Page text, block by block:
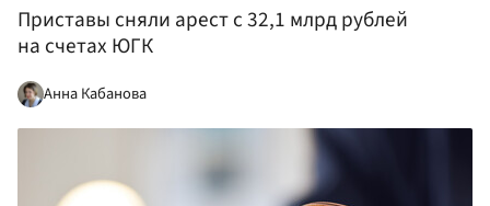
Приставы сняли арест с 32,1 млрд рублей
на счетах ЮГК
Анна Кабанова